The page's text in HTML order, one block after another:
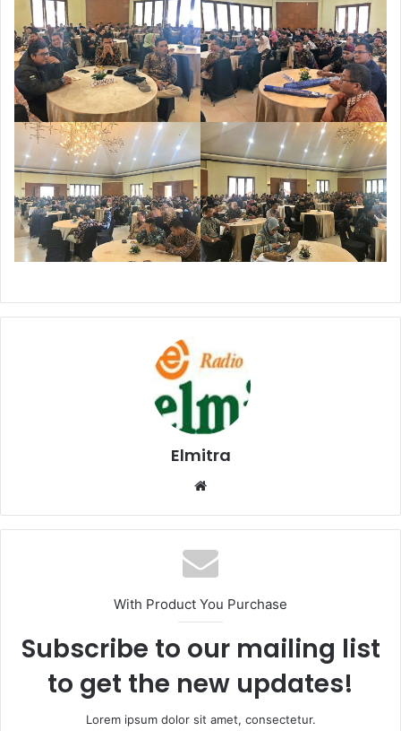
Elmitra
Website
With Product You Purchase
Subscribe to our mailing list
to get the new updates!
Lorem ipsum dolor sit amet, consectetur.